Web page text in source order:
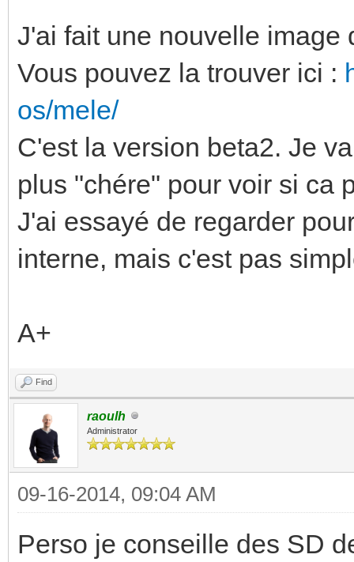
J'ai fait une nouvelle image
Vous pouvez la trouver ici :
os/mele/
C'est la version beta2. Je
plus "chére" pour voir si ca
J'ai essayé de regarder
interne, mais c'est pas
A+
Find
raoulh
Administrator
09-16-2014, 09:04 AM
Perso je conseille des SD